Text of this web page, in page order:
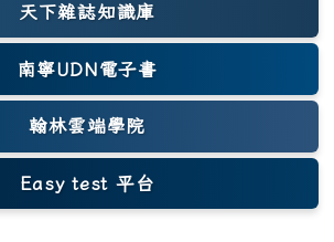
天下雜誌知識庫
(另開新視窗)
南寧UDN電子書
翰林雲端學院
Easy test 平台
(另開新視窗)